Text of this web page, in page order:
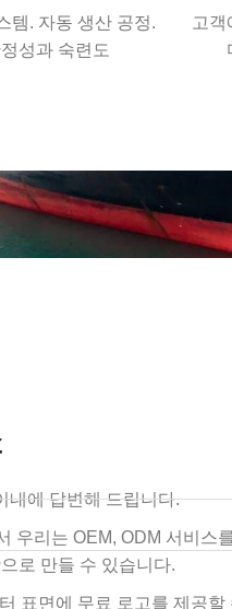
템. 자동 생산 공정.
성과 숙련도
고객
내에 답변해 드립니다.
우리는 OEM, ODM 서비스
로 만들 수 있습니다.
표면에 무료 로고를 제공할